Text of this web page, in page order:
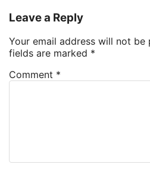
Leave a Reply
Your email address will not be
fields are marked *
Comment *